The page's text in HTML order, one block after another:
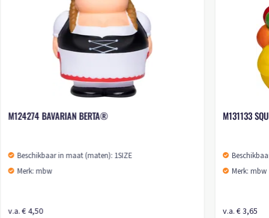
M124274 BAVARIAN BERTA®
Beschikbaar in maat (maten): 1SIZE
Merk: mbw
v.a. € 4,50
M131133
Merk: mbw
v.a. € 3,65